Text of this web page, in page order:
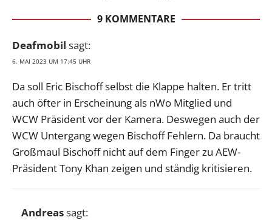
9 KOMMENTARE
Deafmobil sagt:
6. MAI 2023 UM 17:45 UHR
Da soll Eric Bischoff selbst die Klappe halten. Er tritt
auch öfter in Erscheinung als nWo Mitglied und
WCW Präsident vor der Kamera. Deswegen auch der
WCW Untergang wegen Bischoff Fehlern. Da braucht
Großmaul Bischoff nicht auf dem Finger zu AEW-
Präsident Tony Khan zeigen und ständig kritisieren.
Andreassagt: